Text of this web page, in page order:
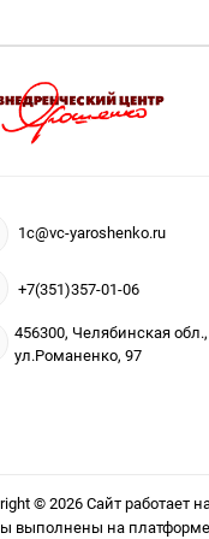
1c@vc-yaroshenko.ru
+7(351)357-01-06
456300, Челябинская
ул.Романенко, 97
© 2026 Сайт работает
выполнены на платформе